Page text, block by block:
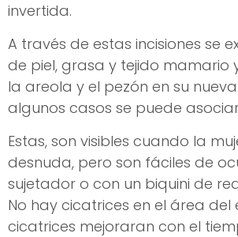
invertida.
A través de estas incisiones se
de piel, grasa y tejido mamario
la areola y el pezón en su
algunos casos se puede
Estas, son visibles cuando la
desnuda, pero son fáciles de
sujetador o con un biquini de
No hay cicatrices en el área del
cicatrices mejoraran con el